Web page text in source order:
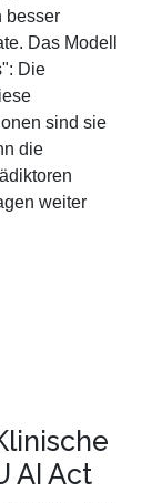
besser
Das Modell
Die
sind sie
die
weiter
AI Act